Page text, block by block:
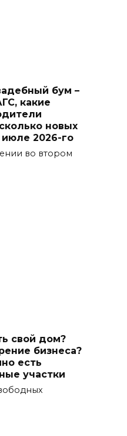
бум –
какие
новых
2026-го
во втором
свой дом?
бизнеса?
есть
участки